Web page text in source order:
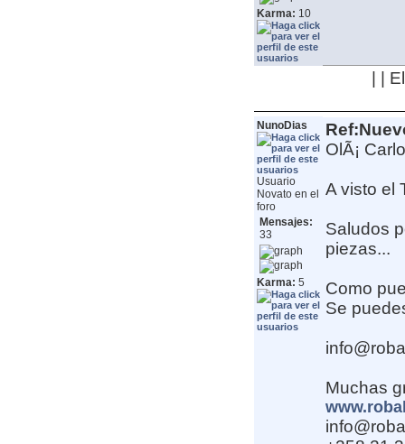
Karma: 10
| |
NunoDias
Usuario
Novato en el
foro
Mensajes:
33
Karma: 5
OlÃ¡
A visto el
Saludos
piezas...
Como
Se
Muchas